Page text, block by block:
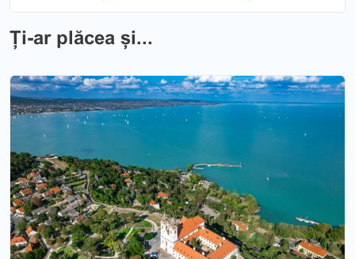
Ți-ar plăcea și...
Splendorile Chinei
Previous